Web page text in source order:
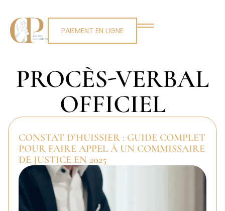
PAIEMENT EN LIGNE
PROCÈS-VERBAL
OFFICIEL
CONSTAT D’HUISSIER : GUIDE COMPLET
POUR FAIRE APPEL À UN COMMISSAIRE
DE JUSTICE EN 2025